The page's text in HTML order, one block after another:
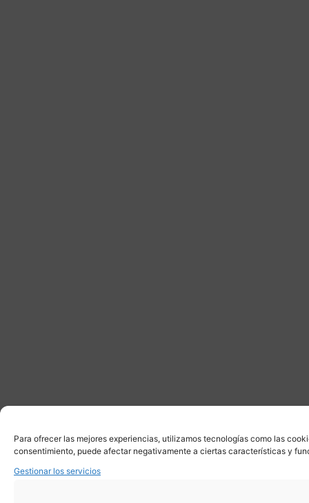
Para ofrecer las mejores experiencias, utilizamos tecnologías como las
consentimiento, puede afectar negativamente a ciertas características y
Gestionar los servicios